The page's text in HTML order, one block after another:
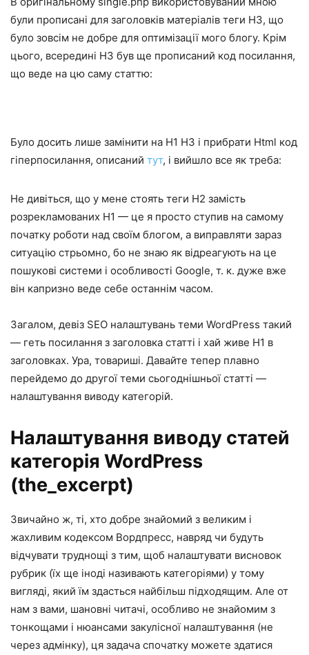
були прописані для заголовків матеріалів теги H3, що
було зовсім не добре для оптимізації мого блогу. Крім
цього, всередині H3 був ще прописаний код посилання,
що веде на цю саму статтю:
Було досить лише замінити на H1 H3 і прибрати Html код
гіперпосилання, описаний тут, і вийшло все як треба:
Не дивіться, що у мене стоять теги H2 замість
розрекламованих H1 — це я просто ступив на самому
початку роботи над своїм блогом, а виправляти зараз
ситуацію стрьомно, бо не знаю як відреагують на це
пошукові системи і особливості Google, т. к. дуже вже
він капризно веде себе останнім часом.
Загалом, девіз SEO налаштувань теми WordPress такий
— геть посилання з заголовка статті і хай живе H1 в
заголовках. Ура, товариші. Давайте тепер плавно
перейдемо до другої теми сьогоднішньої статті —
налаштування виводу категорій.
Налаштування виводу статей
категорія WordPress
(the_excerpt)
Звичайно ж, ті, хто добре знайомий з великим і
жахливим кодексом Вордпресс, навряд чи будуть
відчувати труднощі з тим, щоб налаштувати висновок
рубрик (їх ще іноді називають категоріями) у тому
вигляді, який їм здасться найбільш підходящим. Але от
нам з вами, шановні читачі, особливо не знайомим з
тонкощами і нюансами закулісної налаштування (не
через адмінку), ця задача спочатку можете здатися